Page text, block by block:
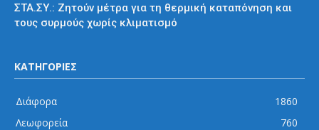
ΣΤΑ.ΣΥ.: Ζητούν μέτρα για τη θερμική καταπόνηση και
τους συρμούς χωρίς κλιματισμό
ΚΑΤΗΓΟΡΙΕΣ
Διάφορα
1860
Λεωφορεία
760